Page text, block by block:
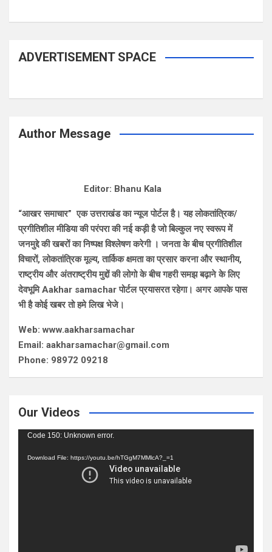
ADVERTISEMENT SPACE
Author Message
Editor: Bhanu Kala
“आखर समाचार” एक उत्तराखंड का न्यूज पोर्टल है। यह लोकतांत्रिक/
प्रगीतिशील मीडिया की परंपरा की नई कड़ी है जो बिल्कुल नए स्वरूप में
जनमुद्दे की खबरों का निष्पक्ष विश्लेषण करेगी । जनता के बीच प्रगीतिशील
विचारों, लोकतांत्रिक मूल्य, तार्किक क्षमता का प्रसार करना और स्थानीय,
राष्ट्रीय और अंतराष्ट्रीय मुद्दों की लोगो के बीच गहरी समझ बढ़ाने के लिए
देवभूमि Aakhar samachar पोर्टल प्रयासरत रहेगा। अगर आपके पास
भी है कोई खबर तो हमे लिख भेजे।
Web: www.aakharsamachar
Email: aakharsamachar@gmail.com
Phone: 98972 09218
Our Videos
Video
Code 150: Unknown error.
Download File: https://youtu.be/hTGgM7MMlcA?_=1